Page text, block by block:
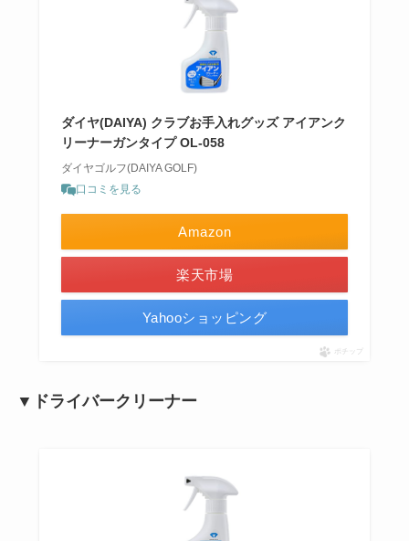
ダイヤ(DAIYA) クラブお手入れグッズ アイアンク
リーナーガンタイプ OL-058
ダイヤゴルフ(DAIYA GOLF)
口コミを見る
Amazon
楽天市場
Yahooショッピング
ポチップ
▼ドライバークリーナー